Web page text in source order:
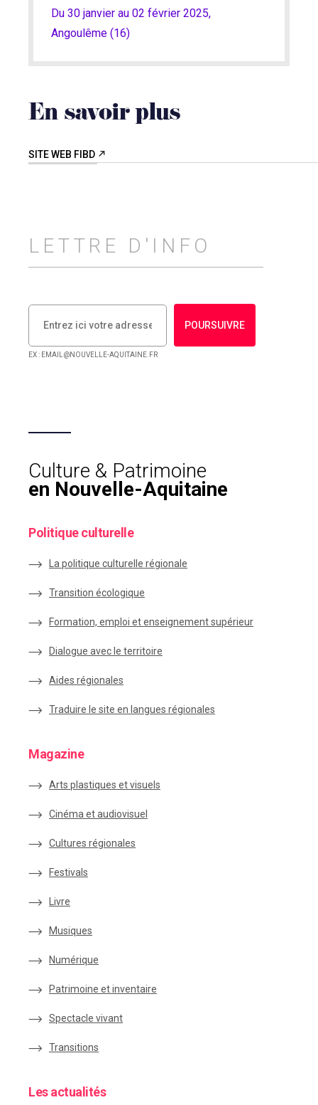
Du 30 janvier au 02 février 2025,
Angoulême (16)
En savoir plus
SITE WEB FIBD
LETTRE D'INFO
POURSUIVRE
EX : EMAIL@NOUVELLE-AQUITAINE.FR
Culture & Patrimoine
en Nouvelle-Aquitaine
Politique culturelle
La politique culturelle régionale
Transition écologique
Formation, emploi et enseignement supérieur
Dialogue avec le territoire
Aides régionales
Traduire le site en langues régionales
Magazine
Arts plastiques et visuels
Cinéma et audiovisuel
Cultures régionales
Festivals
Livre
Musiques
Numérique
Patrimoine et inventaire
Spectacle vivant
Transitions
Les actualités